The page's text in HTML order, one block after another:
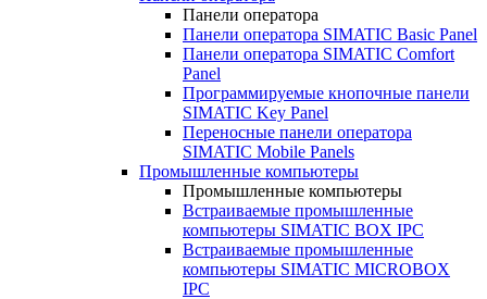
Панели оператора
Панели оператора SIMATIC Basic Panel
Панели оператора SIMATIC Comfort
Panel
Программируемые кнопочные панели
SIMATIC Key Panel
Переносные панели оператора
SIMATIC Mobile Panels
Промышленные компьютеры
Промышленные компьютеры
Встраиваемые промышленные
компьютеры SIMATIC BOX IPC
Встраиваемые промышленные
компьютеры SIMATIC MICROBOX
IPC